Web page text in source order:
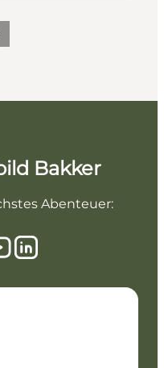
FolieFolie
Bakker
Abenteuer: